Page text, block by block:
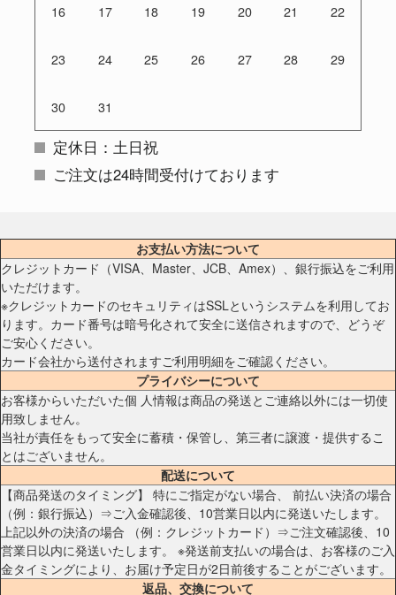
16 17 18 19 20 21 22
23 24 25 26 27 28 29
30 31
定休日：土日祝
ご注文は24時間受付けております
お支払い方法について
クレジットカード（VISA、Master、JCB、Amex）、銀行振込をご利用
いただけます。
※クレジットカードのセキュリティはSSLというシステムを利用してお
ります。カード番号は暗号化されて安全に送信されますので、どうぞ
ご安心ください。
カード会社から送付されますご利用明細をご確認ください。
プライバシーについて
お客様からいただいた個 人情報は商品の発送とご連絡以外には一切使
用致しません。
当社が責任をもって安全に蓄積・保管し、第三者に譲渡・提供するこ
とはございません。
配送について
【商品発送のタイミング】 特にご指定がない場合、 前払い決済の場合
（例：銀行振込）⇒ご入金確認後、10営業日以内に発送いたします。
上記以外の決済の場合 （例：クレジットカード）⇒ご注文確認後、10
営業日以内に発送いたします。 ※発送前支払いの場合は、お客様のご入
金タイミングにより、お届け予定日が2日前後することがございます。
返品、交換について